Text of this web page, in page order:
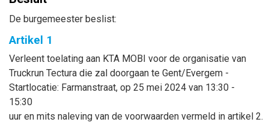
De burgemeester beslist:
Artikel 1
Verleent toelating aan KTA MOBI voor de organisatie van
Truckrun Tectura die zal doorgaan te Gent/Evergem -
Startlocatie: Farmanstraat, op 25 mei 2024 van 13:30 -
15:30
uur en mits naleving van de voorwaarden vermeld in artikel 2.